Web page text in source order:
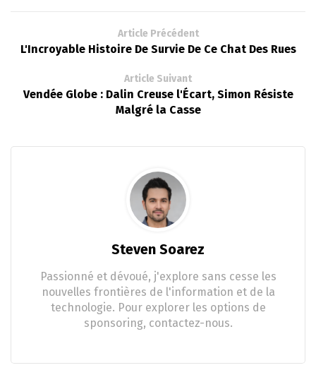
Article Précédent
L'Incroyable Histoire De Survie De Ce Chat Des Rues
Article Suivant
Vendée Globe : Dalin Creuse l'Écart, Simon Résiste
Malgré la Casse
Steven Soarez
Passionné et dévoué, j'explore sans cesse les
nouvelles frontières de l'information et de la
technologie. Pour explorer les options de
sponsoring, contactez-nous.